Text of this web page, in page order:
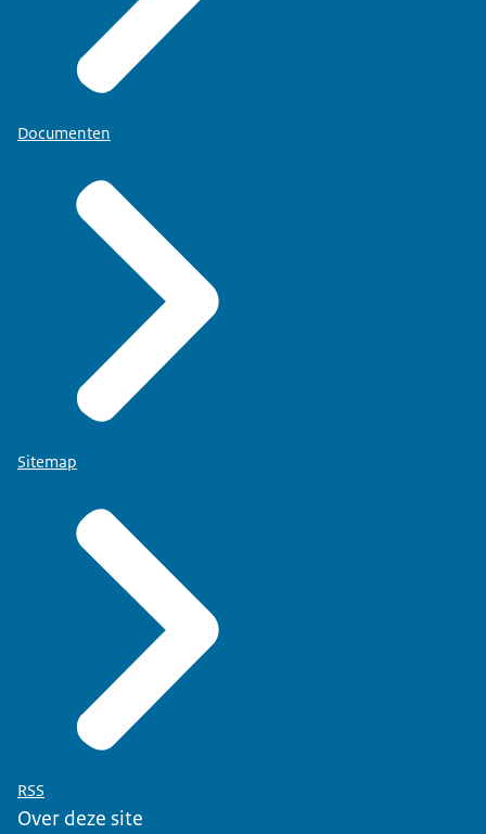
Documenten
Sitemap
RSS
Over deze site